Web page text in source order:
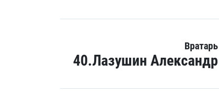
Вратарь
40.Лазушин Александр